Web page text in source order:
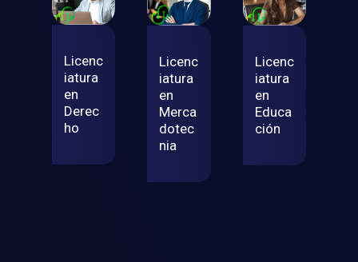
Licenc
iatura
en
Derec
ho
Licenc
iatura
en
Merca
dotec
nia
Licenc
iatura
en
Educa
ción